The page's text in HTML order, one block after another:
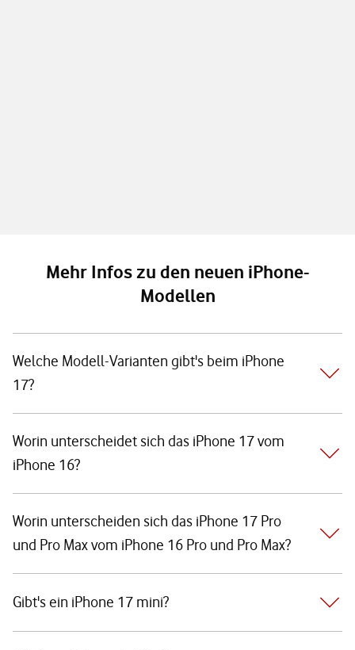
Mehr Infos zu den neuen iPhone-
Modellen
Welche Modell-Varianten gibt's beim iPhone
17?
Worin unterscheidet sich das iPhone 17 vom
iPhone 16?
Worin unterscheiden sich das iPhone 17 Pro
und Pro Max vom iPhone 16 Pro und Pro Max?
Gibt's ein iPhone 17 mini?